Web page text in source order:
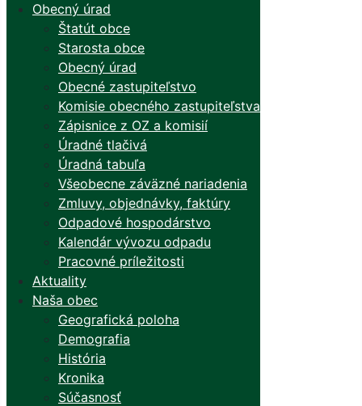
Obecný úrad
Štatút obce
Starosta obce
Obecný úrad
Obecné zastupiteľstvo
Komisie obecného zastupiteľstva
Zápisnice z OZ a komisií
Úradné tlačivá
Úradná tabuľa
Všeobecne záväzné nariadenia
Zmluvy, objednávky, faktúry
Odpadové hospodárstvo
Kalendár vývozu odpadu
Pracovné príležitosti
Aktuality
Naša obec
Geografická poloha
Demografia
História
Kronika
Súčasnosť